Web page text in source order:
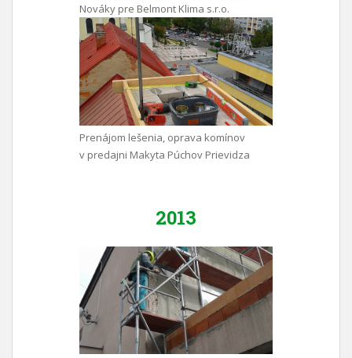
Nováky pre Belmont Klima s.r.o.
Prenájom lešenia, oprava komínov
v predajni Makyta Púchov Prievidza
2013